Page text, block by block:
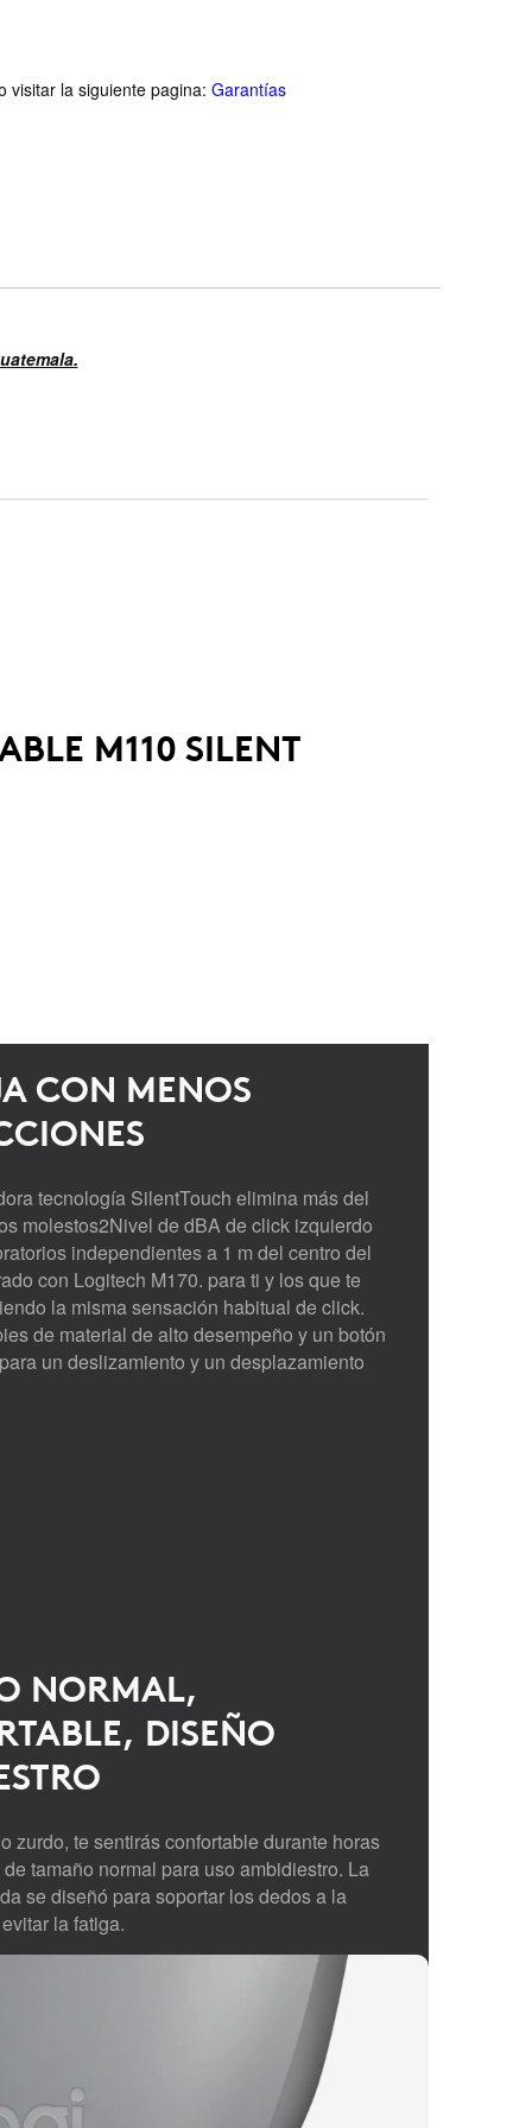
visitar la siguiente pagina: Garantías
M110 SILENT
CON MENOS
tecnología SilentTouch elimina más del
molestos2Nivel de dBA de click izquierdo
independientes a 1 m del centro del
con Logitech M170. para ti y los que te
la misma sensación habitual de click.
de material de alto desempeño y un botón
un deslizamiento y un desplazamiento
NORMAL,
DISEÑO
zurdo, te sentirás confortable durante horas
tamaño normal para uso ambidiestro. La
se diseñó para soportar los dedos a la
la fatiga.